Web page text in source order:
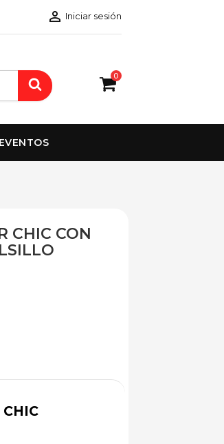
 Iniciar sesión
0
CHIC CON